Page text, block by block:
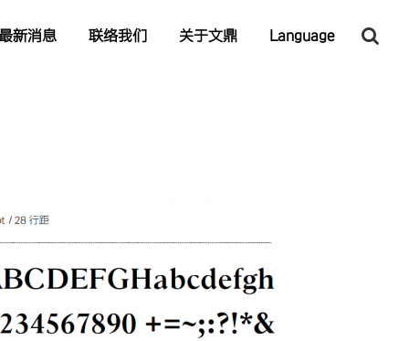
新消息 联络我们 关于文鼎 Language